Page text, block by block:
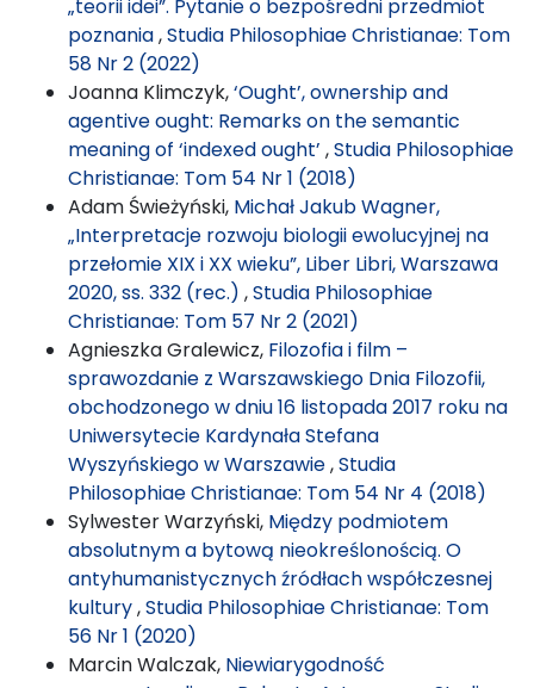
„teorii idei”. Pytanie o bezpośredni przedmiot
poznania,Studia Philosophiae Christianae: Tom
58 Nr 2 (2022)
Joanna Klimczyk,‘Ought’, ownership and
agentive ought: Remarks on the semantic
meaning of ‘indexed ought’ ,Studia Philosophiae
Christianae: Tom 54 Nr 1 (2018)
Adam Świeżyński, Michał Jakub Wagner,
„Interpretacje rozwoju biologii ewolucyjnej na
przełomie XIX i XX wieku”, Liber Libri, Warszawa
2020, ss. 332 (rec.) ,Studia Philosophiae
Christianae: Tom 57 Nr 2 (2021)
Agnieszka Gralewicz, Filozofia i film –
sprawozdanie z Warszawskiego Dnia Filozofii,
obchodzonego w dniu 16 listopada 2017 roku na
Uniwersytecie Kardynała Stefana
Wyszyńskiego w Warszawie,Studia
Philosophiae Christianae: Tom 54 Nr 4 (2018)
Sylwester Warzyński, Między podmiotem
absolutnym a bytową nieokreślonością. O
antyhumanistycznych źródłach współczesnej
kultury,Studia Philosophiae Christianae: Tom
56 Nr 1 (2020)
Marcin Walczak, Niewiarygodność